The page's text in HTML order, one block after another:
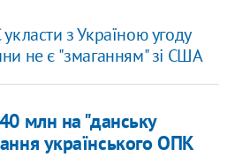
з Україною угоду
не є "змаганням" зі США
млн на "данську
українського ОПК